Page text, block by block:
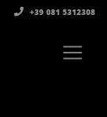
+39 081 5312308‬